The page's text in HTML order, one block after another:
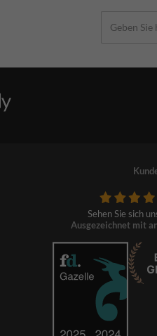
Sehen Sie sich
Ausgezeichnet mit